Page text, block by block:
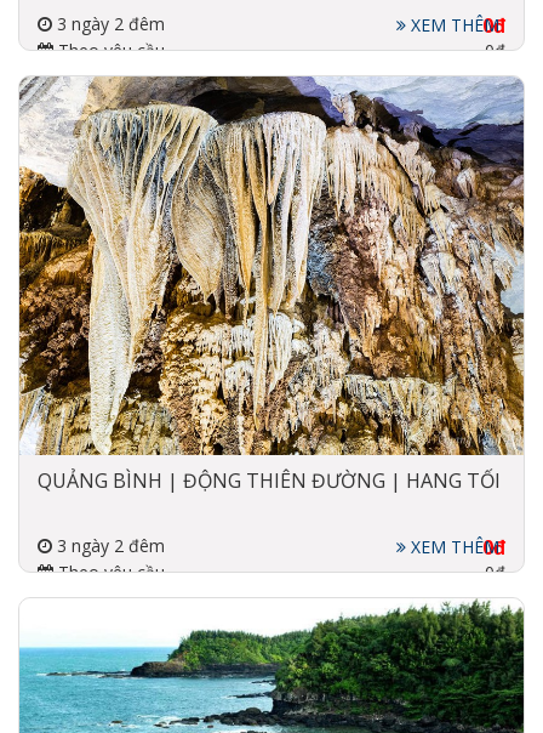
3 ngày 2 đêm
Theo yêu cầu
Đi về bằng xe
2-3 Sao
0đ
0đ
XEM THÊM
QUẢNG BÌNH | ĐỘNG THIÊN ĐƯỜNG | HANG TỐI
3 ngày 2 đêm
Theo yêu cầu
Đi về bằng máy bay
0đ
0đ
XEM THÊM